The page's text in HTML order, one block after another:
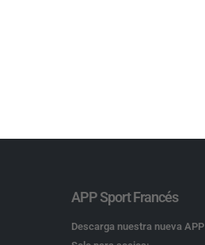
APP Sport Francés
Descarga nuestra nueva APP